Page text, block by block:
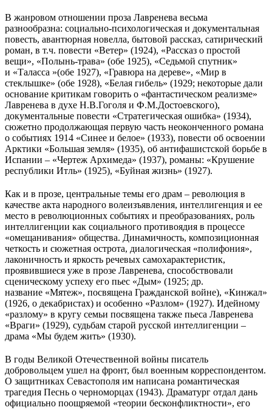
В жанровом отношении проза Лавренева весьма
разнообразна: социально-психологическая и документальная
повесть, авантюрная новелла, бытовой рассказ, сатирический
роман, в т.ч. повести «Ветер» (1924), «Рассказ о простой
вещи», «Полынь-трава» (обе 1925), «Седьмой спутник»
и «Таласса »(обе 1927), «Гравюра на дереве», «Мир в
стеклышке» (обе 1928), «Белая гибель» (1929; некоторые дали
основание критикам говорить о «фантастическом реализме»
Лавренева в духе Н.В.Гоголя и Ф.М.Достоевского),
документальные повести «Стратегическая ошибка» (1934),
сюжетно продолжающая первую часть неоконченного романа
о событиях 1914 «Синее и белое» (1933), повести об освоении
Арктики «Большая земля» (1935), об антифашистской борьбе в
Испании – «Чертеж Архимеда» (1937), романы: «Крушение
республики Итль» (1925), «Буйная жизнь» (1927).
Как и в прозе, центральные темы его драм – революция в
качестве акта народного волеизъявления, интеллигенция и ее
место в революционных событиях и преобразованиях, роль
интеллигенции как социального противоядия в процессе
«омещанивания» общества. Динамичность, композиционная
четкость и сюжетная острота, диалогическая «полифония»,
лаконичность и яркость речевых самохарактеристик,
проявившиеся уже в прозе Лавренева, способствовали
сценическому успеху его пьес «Дым» (1925; др.
название «Мятеж», посвящена Гражданской войне), «Кинжал»
(1926, о декабристах) и особенно «Разлом» (1927). Идейному
«разлому» в кругу семьи посвящена также пьеса Лавренева
«Враги» (1929), судьбам старой русской интеллигенции –
драма «Мы будем жить» (1930).
В годы Великой Отечественной войны писатель
добровольцем ушел на фронт, был военным корреспондентом.
О защитниках Севастополя им написана романтическая
трагедия Песнь о черноморцах (1943). Драматург отдал дань
официально поощряемой «теории бесконфликтности», его